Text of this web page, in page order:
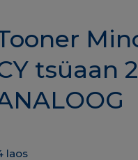
tsüaan
laos